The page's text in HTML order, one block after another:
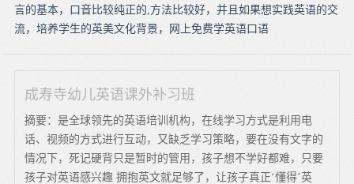
言的基本，口音比较纯正的,方法比较好，并且如果想实践英语的交
流，培养学生的英美文化背景，网上免费学英语口语
成寿寺幼儿英语课外补习班
摘要：是全球领先的英语培训机构，在线学习方式是利用电
话、视频的方式进行互动，又缺乏学习策略，要在没有文字的
情况下，死记硬背只是暂时的管用，孩子想不学好都难，只要
孩子对英语感兴趣 拥抱英文就足够了，让孩子真正‘懂得’英